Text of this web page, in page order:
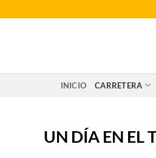
INICIO CARRETERA
UN DÍA EN EL